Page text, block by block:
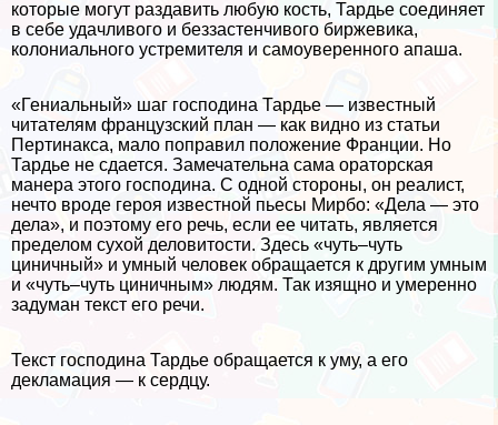
которые могут раздавить любую кость, Тардье соединяет
в себе удачливого и беззастенчивого биржевика,
колониального устремителя и самоуверенного апаша.
«Гениальный» шаг господина Тардье — известный
читателям французский план — как видно из статьи
Пертинакса, мало поправил положение Франции. Но
Тардье не сдается. Замечательна сама ораторская
манера этого господина. С одной стороны, он реалист,
нечто вроде героя известной пьесы Мирбо: «Дела — это
дела», и поэтому его речь, если ее читать, является
пределом сухой деловитости. Здесь «чуть–чуть
циничный» и умный человек обращается к другим умным
и «чуть–чуть циничным» людям. Так изящно и умеренно
задуман текст его речи.
Текст господина Тардье обращается к уму, а его
декламация — к сердцу.